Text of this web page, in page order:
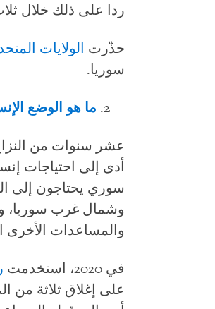
ردا على ذلك خلال ثلاث
حذّرت الولايات
سوريا.
ما هو الوضع
عشر سنوات من النزاع
سوري يحتاجون إلى
وشمال غرب سوريا،
والمساعدات الأخرى
في 2020، استخدمت
على إغلاق ثلاثة من